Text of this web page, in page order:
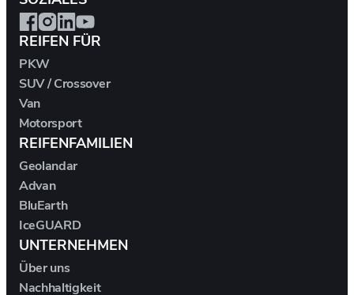
REIFEN FÜR
PKW
SUV / Crossover
Van
Motorsport
REIFENFAMILIEN
Geolandar
Advan
BluEarth
IceGUARD
UNTERNEHMEN
Über uns
Nachhaltigkeit
ALPINA
ALPINE
ARO
ARTEGA
ASIEN
ASTON MARTIN